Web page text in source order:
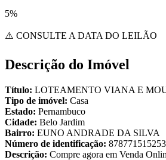
5%
⚠️ CONSULTE A DATA DO LEILÃO
Descrição do Imóvel
Título: LOTEAMENTO VIANA E
Tipo de imóvel: Casa
Estado: Pernambuco
Cidade: Belo Jardim
Bairro: EUNO ANDRADE DA SILVA
Número de identificação:
Descrição: Compre agora em Venda